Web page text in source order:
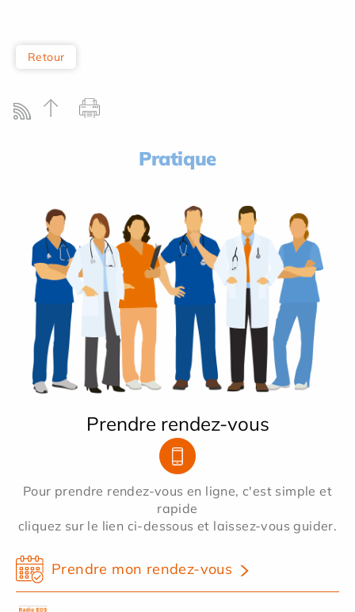
Retour
Pratique
Prendre rendez-vous
Pour prendre rendez-vous en ligne, c'est simple et
rapide
cliquez sur le lien ci-dessous et laissez-vous guider.
Prendre mon rendez-vous